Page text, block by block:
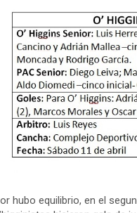
hubo equilibrio, en el